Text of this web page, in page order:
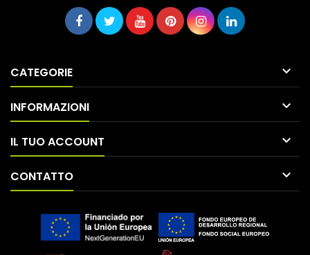
CATEGORIE 
INFORMAZIONI 
IL TUO ACCOUNT 
CONTATTO 